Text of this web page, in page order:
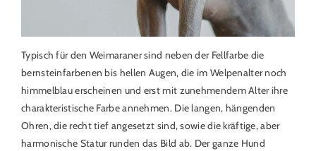
Typisch für den Weimaraner sind neben der Fellfarbe die
bernsteinfarbenen bis hellen Augen, die im Welpenalter noch
himmelblau erscheinen und erst mit zunehmendem Alter ihre
charakteristische Farbe annehmen. Die langen, hängenden
Ohren, die recht tief angesetzt sind, sowie die kräftige, aber
harmonische Statur runden das Bild ab. Der ganze Hund